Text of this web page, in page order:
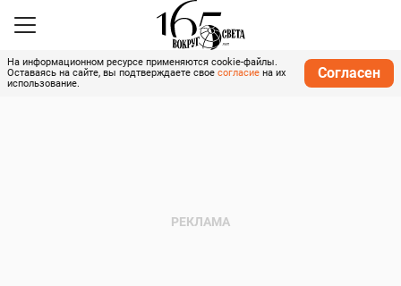
На информационном ресурсе применяются cookie-файлы.
Оставаясь на сайте, вы подтверждаете свое согласие на их
использование.
Согласен